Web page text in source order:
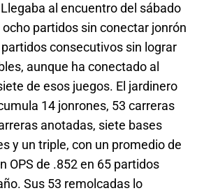
al encuentro del sábado
partidos sin conectar jonrón
consecutivos sin lograr
aunque ha conectado al
de esos juegos. El jardinero
14 jonrones, 53 carreras
anotadas, siete bases
y un triple, con un promedio de
OPS de .852 en 65 partidos
Sus 53 remolcadas lo